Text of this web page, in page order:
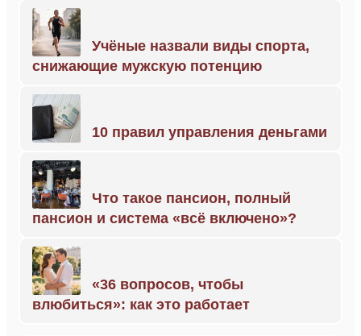
Учёные назвали виды спорта,
снижающие мужскую потенцию
10 правил управления деньгами
Что такое пансион, полный
пансион и система «всё включено»?
«36 вопросов, чтобы
влюбиться»: как это работает